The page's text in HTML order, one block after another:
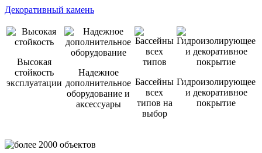
Декоративный камень
Высокая
стойкость
эксплуатации
Надежное
дополнительное
оборудование и
аксессуары
Бассейны
всех
типов на
выбор
Гидроизолирующее
и декоративное
покрытие